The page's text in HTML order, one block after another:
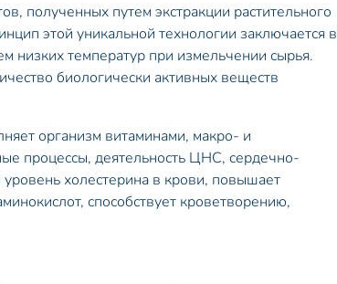
полученных путем экстракции растительного
этой уникальной технологии заключается в
низких температур при измельчении сырья.
биологически активных веществ
организм витаминами, макро- и
процессы, деятельность ЦНС, сердечно-
холестерина в крови, повышает
способствует кроветворению,